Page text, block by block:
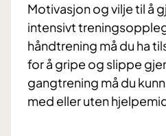
Motivasjon og vilje til å
intensivt
håndtrening må du ha
for å gripe og slippe
gangtrening må du
med eller uten